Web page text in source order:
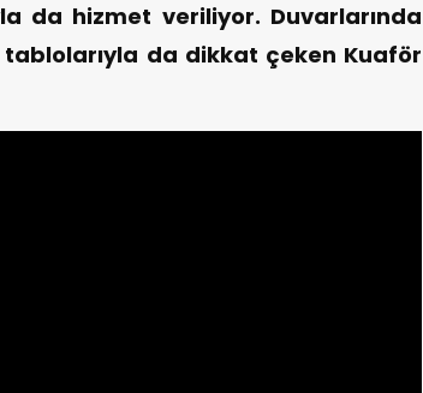
da hizmet veriliyor. Duvarlarında
da dikkat çeken Kuaför